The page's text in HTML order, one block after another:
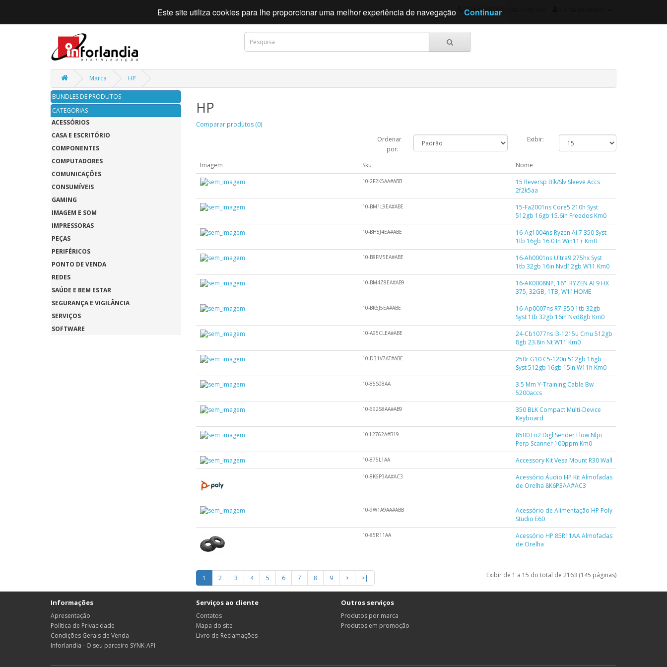
234 340 820 *custo rede fixa
Marca HP
BUNDLES DE PRODUTOS
CATEGORIAS
ACESSÓRIOS
CASA E ESCRITÓRIO
COMPONENTES
COMPUTADORES
COMUNICAÇÕES
CONSUMÍVEIS
GAMING
IMAGEM E SOM
IMPRESSORAS
PEÇAS
PERIFÉRICOS
PONTO DE VENDA
REDES
SAÚDE E BEM ESTAR
SEGURANÇA E VIGILÂNCIA
SERVIÇOS
SOFTWARE
HP
Comparar produtos (0)
Ordenar
por:
Exibir:
Imagem Sku Nome
10-2F2K5AA#ABB
15 Reversp Blk/Slv Sleeve Accs
2f2k5aa
10-BM1L9EA#ABE
15-Fa2001ns Core5 210h Syst
512gb 16gb 15.6in Freedos Km0
10-BH5J4EA#ABE
16-Ag1004ns Ryzen Ai 7 350 Syst
1tb 16gb 16.0 In Win11+ Km0
10-B8FM5EA#ABE
16-Ah0001ns Ultra9 275hx Syst
1tb 32gb 16in Nvd12gb W11 Km0
10-BM4Z8EA#AB9
16-AK0008NP, 16" RYZEN AI 9 HX
375, 32GB, 1TB, W11HOME
10-BK6J5EA#ABE
16-Ap0007ns R7-350 1tb 32gb
Syst 1tb 32gb 16in Nvd8gb Km0
10-A95CLEA#ABE
24-Cb1077ns I3-1215u Cmu 512gb
8gb 23.8in Nt W11 Km0
10-D31V7AT#ABE
250r G10 C5-120u 512gb 16gb
Syst 512gb 16gb 15in W11h Km0
10-85S08AA
3.5 Mm Y-Training Cable Bw
5200accs
10-692S8AA#AB9
350 BLK Compact Multi-Device
Keyboard
10-L2762A#B19
8500 Fn2 Digl Sender Flow Nlpi
Perp Scanner 100ppm Km0
10-875L1AA Accessory Kit Vesa Mount R30 Wall
10-8K6P3AA#AC3
Acessório Áudio HP Kit Almofadas
de Orelha 8K6P3AA#AC3
10-9W1A9AA#ABB
Acessório de Alimentação HP Poly
Studio E60
10-85R11AA
Acessório HP 85R11AA Almofadas
de Orelha
1 2 3 4 5 6 7 8 9 > >| Exibir de 1 a 15 do total de 2163 (145 páginas)
Informações
Apresentação
Política de Privacidade
Condições Gerais de Venda
Inforlandia - O seu parceiro SYNK-API
Serviços ao cliente
Contatos
Mapa do site
Livro de Reclamações
Outros serviços
Produtos por marca
Produtos em promoção
Este site utiliza cookies para lhe proporcionar uma melhor experiência de navegação Continuar